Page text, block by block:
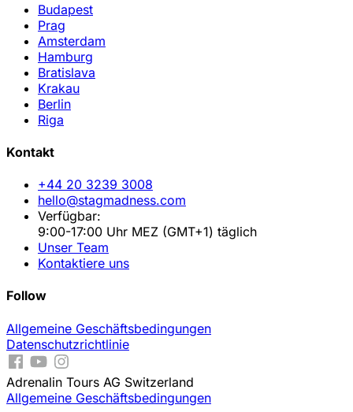
Budapest
Prag
Amsterdam
Hamburg
Bratislava
Krakau
Berlin
Riga
Kontakt
+44 20 3239 3008
hello@stagmadness.com
Verfügbar:
9:00-17:00 Uhr MEZ (GMT+1) täglich
Unser Team
Kontaktiere uns
Follow
Allgemeine Geschäftsbedingungen
Datenschutzrichtlinie
Adrenalin Tours AG Switzerland
Allgemeine Geschäftsbedingungen